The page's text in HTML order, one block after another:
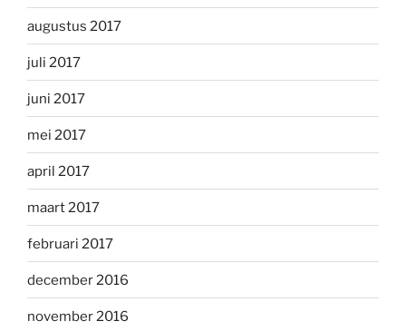
augustus 2017
juli 2017
juni 2017
mei 2017
april 2017
maart 2017
februari 2017
december 2016
november 2016